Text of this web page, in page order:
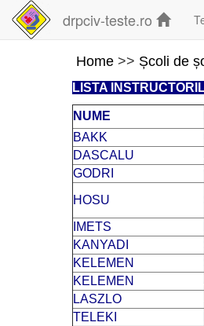
drpciv-teste.ro
Home >> Școli de
LISTA
NUME
BAKK
DASCALU
GODRI
HOSU
IMETS
KANYADI
KELEMEN
KELEMEN
LASZLO
TELEKI